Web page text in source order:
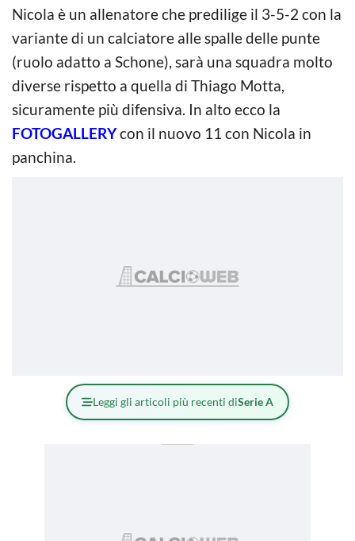
Nicola è un allenatore che predilige il 3-5-2 con la
variante di un calciatore alle spalle delle punte
(ruolo adatto a Schone), sarà una squadra molto
diverse rispetto a quella di Thiago Motta,
sicuramente più difensiva. In alto ecco la
FOTOGALLERYcon il nuovo 11 con Nicola in
panchina.
Leggi gli articoli più recenti diSerie A